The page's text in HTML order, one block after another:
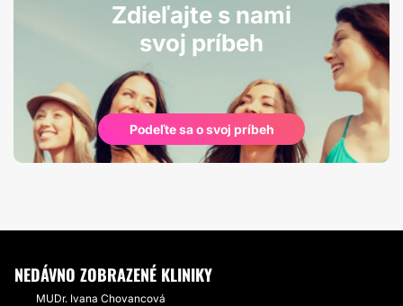
Zdieľajte s nami
svoj príbeh
Podeľte sa o svoj príbeh
NEDÁVNO ZOBRAZENÉ KLINIKY
MUDr. Ivana Chovancová